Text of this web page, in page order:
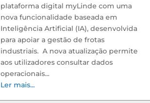
plataforma digital myLinde com uma
nova funcionalidade baseada em
Inteligência Artificial (IA), desenvolvida
para apoiar a gestão de frotas
industriais. A nova atualização permite
aos utilizadores consultar dados
operacionais...
Ler mais...